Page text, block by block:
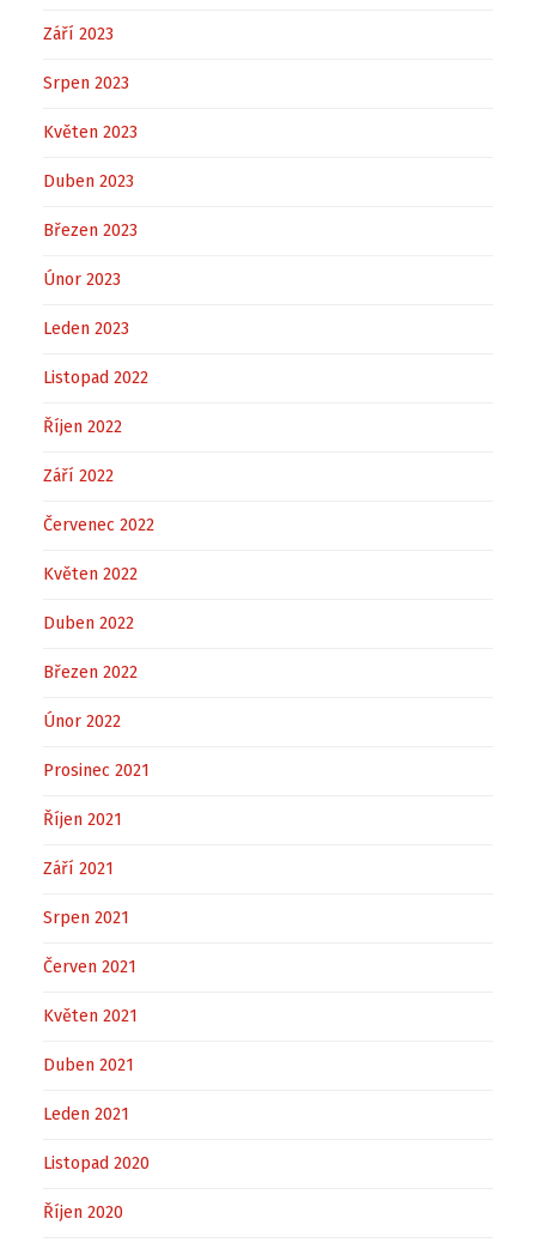
Září 2023
Srpen 2023
Květen 2023
Duben 2023
Březen 2023
Únor 2023
Leden 2023
Listopad 2022
Říjen 2022
Září 2022
Červenec 2022
Květen 2022
Duben 2022
Březen 2022
Únor 2022
Prosinec 2021
Říjen 2021
Září 2021
Srpen 2021
Červen 2021
Květen 2021
Duben 2021
Leden 2021
Listopad 2020
Říjen 2020